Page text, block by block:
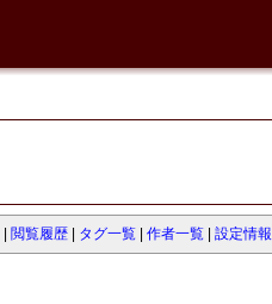
閲覧履歴 タグ一覧 作者一覧 設定情報